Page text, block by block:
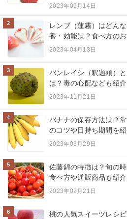
2023年09月14日
2
レンブ（蓮霧）はどん
養・効能は？食べ方の
2023年04月13日
3
バンレイシ（釈迦頭）
は？毒の心配なども紹介
2023年11月21日
4
バナナの保存方法は？
のコツや日持ち期間を紹
2023年03月29日
5
佐藤錦の特徴は？旬の
食べ方や通販商品も紹介
2023年02月21日
6
桃の人気スイーツレシ